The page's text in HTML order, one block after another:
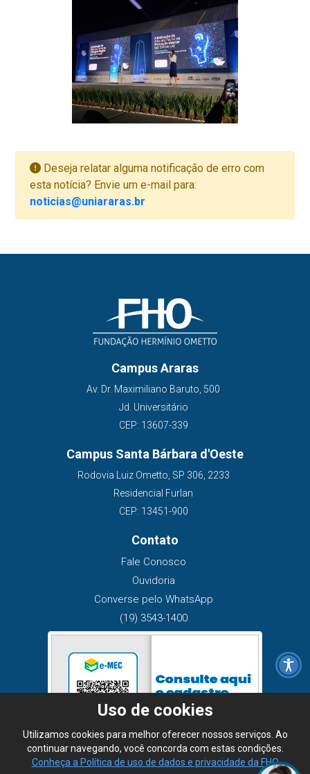
Deseja relatar alguma notificação de erro com
esta notícia? Envie um e-mail para:
noticias@uniararas.br
Campus Araras
Av. Dr. Maximiliano Baruto, 500
Jd. Universitário
CEP: 13607-339
Campus Santa Bárbara d'Oeste
Rodovia Luiz Ometto, SP 306, 2233
Residencial Furlan
CEP: 13451-900
Contato
Fale Conosco
Ouvidoria
Converse pelo WhatsApp
(19) 3543-1400
Uso de cookies
Utilizamos cookies para melhor oferecer nossos serviços. Ao
continuar navegando, você concorda com estas condições.
Conheça a Política de uso de dados e privacidade da FHO